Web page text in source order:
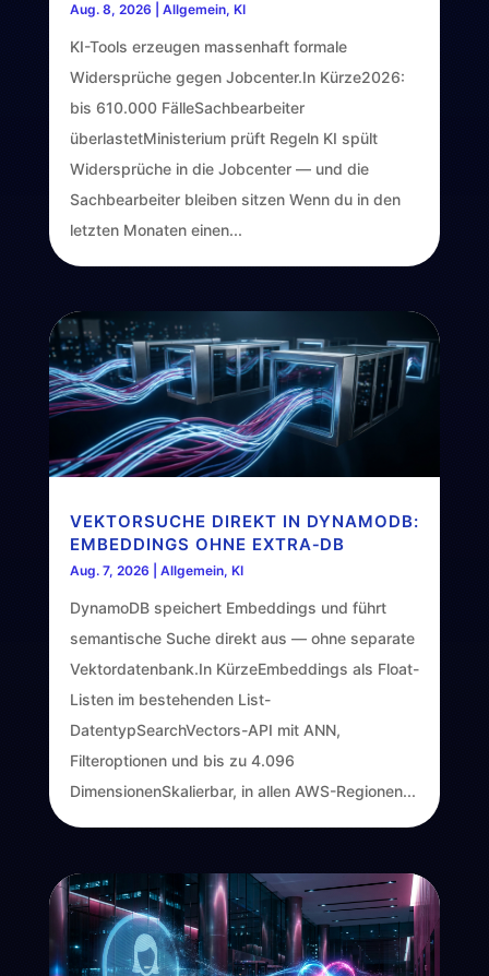
Aug. 8, 2026 Allgemein, KI
KI-Tools erzeugen massenhaft formale
Widersprüche gegen Jobcenter.In Kürze2026:
bis 610.000 FälleSachbearbeiter
überlastetMinisterium prüft Regeln KI spült
Widersprüche in die Jobcenter — und die
Sachbearbeiter bleiben sitzen Wenn du in den
letzten Monaten einen...
VEKTORSUCHE DIREKT IN DYNAMODB:
EMBEDDINGS OHNE EXTRA‑DB
Aug. 7, 2026 Allgemein, KI
DynamoDB speichert Embeddings und führt
semantische Suche direkt aus — ohne separate
Vektordatenbank.In KürzeEmbeddings als Float-
Listen im bestehenden List-
DatentypSearchVectors-API mit ANN,
Filteroptionen und bis zu 4.096
DimensionenSkalierbar, in allen AWS-Regionen...